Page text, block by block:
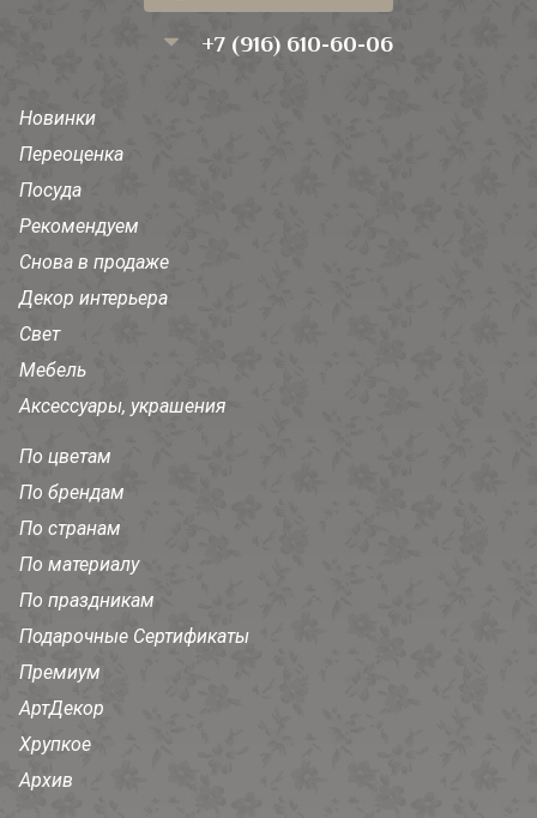
+7 (916) 610-60-06
Новинки
Переоценка
Посуда
Рекомендуем
Снова в продаже
Декор интерьера
Свет
Мебель
Аксессуары, украшения
По цветам
По брендам
По странам
По материалу
По праздникам
Подарочные Сертификаты
Премиум
АртДекор
Хрупкое
Архив